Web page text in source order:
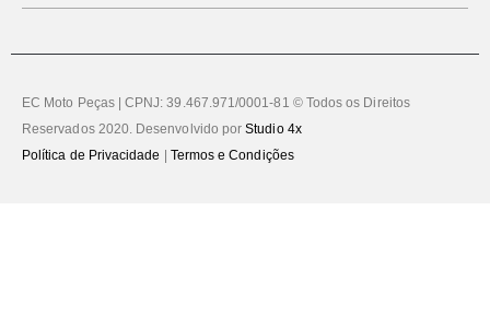
EC Moto Peças | CPNJ: 39.467.971/0001-81 © Todos os Direitos
Reservados 2020. Desenvolvido porStudio 4x
Política de Privacidade
Termos e Condições